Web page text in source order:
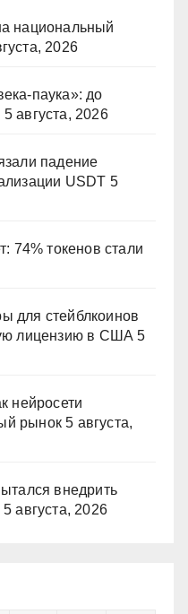
национальный
2026
паука»: до
5 августа, 2026
падение
USDT 5
74% токенов стали
для стейблкоинов
лицензию в США 5
нейросети
рынок 5 августа,
внедрить
5 августа, 2026